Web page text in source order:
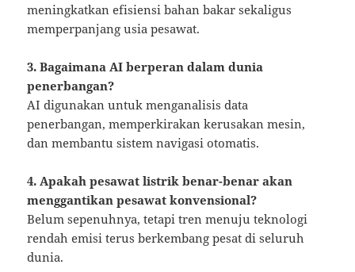
meningkatkan efisiensi bahan bakar sekaligus
memperpanjang usia pesawat.
3. Bagaimana AI berperan dalam dunia
penerbangan?
AI digunakan untuk menganalisis data
penerbangan, memperkirakan kerusakan mesin,
dan membantu sistem navigasi otomatis.
4. Apakah pesawat listrik benar-benar akan
menggantikan pesawat konvensional?
Belum sepenuhnya, tetapi tren menuju teknologi
rendah emisi terus berkembang pesat di seluruh
dunia.